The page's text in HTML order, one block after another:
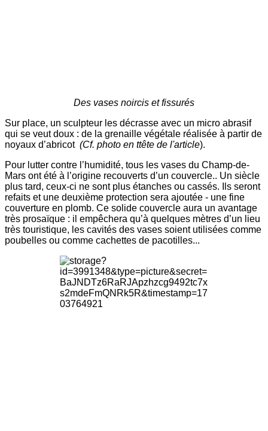
Des vases noircis et fissurés
Sur place, un sculpteur les décrasse avec un micro abrasif
qui se veut doux : de la grenaille végétale réalisée à partir de
noyaux d’abricot(Cf. photo en ttête de l'article).
Pour lutter contre l’humidité, tous les vases du Champ-de-
Mars ont été à l’origine recouverts d’un couvercle.. Un siècle
plus tard, ceux-ci ne sont plus étanches ou cassés. Ils seront
refaits et une deuxième protection sera ajoutée - une fine
couverture en plomb. Ce solide couvercle aura un avantage
très prosaïque : il empêchera qu’à quelques mètres d’un lieu
très touristique, les cavités des vases soient utilisées comme
poubelles ou comme cachettes de pacotilles...